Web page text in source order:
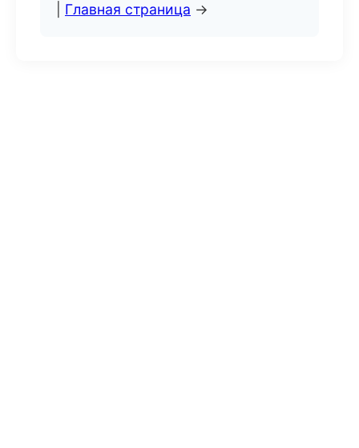
Главная страница →